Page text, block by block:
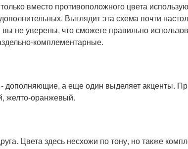
вместо противоположного цвета
Выглядит эта схема почти
не уверены, что сможете правильно
комплементарные.
- дополняющие, а еще один выделяет акценты.
желто-оранжевый.
Цвета здесь несхожи по тону, но также